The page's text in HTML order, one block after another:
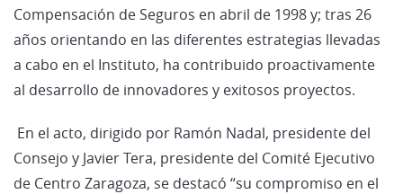
Compensación de Seguros en abril de 1998 y; tras 26
años orientando en las diferentes estrategias llevadas
a cabo en el Instituto, ha contribuido proactivamente
al desarrollo de innovadores y exitosos proyectos.
En el acto, dirigido por Ramón Nadal, presidente del
Consejo y Javier Tera, presidente del Comité Ejecutivo
de Centro Zaragoza, se destacó “su compromiso en el